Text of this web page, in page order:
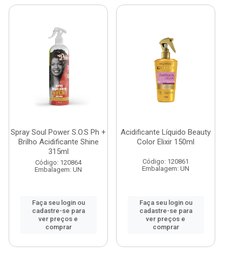
Spray Soul Power S.O.S Ph +
Brilho Acidificante Shine
315ml
Código: 120864
Embalagem: UN
Faça seu login ou
cadastre-se para
ver preços e
comprar
Acidificante Líquido Beauty
Color Elixir 150ml
Código: 120861
Embalagem: UN
Faça seu login ou
cadastre-se para
ver preços e
comprar